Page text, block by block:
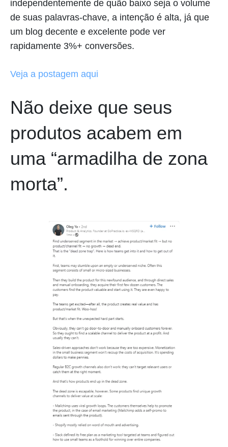
independentemente de quão baixo seja o volume
de suas palavras-chave, a intenção é alta, já que
um blog decente e excelente pode ver
rapidamente 3%+ conversões.
Veja a postagem aqui
Não deixe que seus
produtos acabem em
uma “armadilha de zona
morta”.